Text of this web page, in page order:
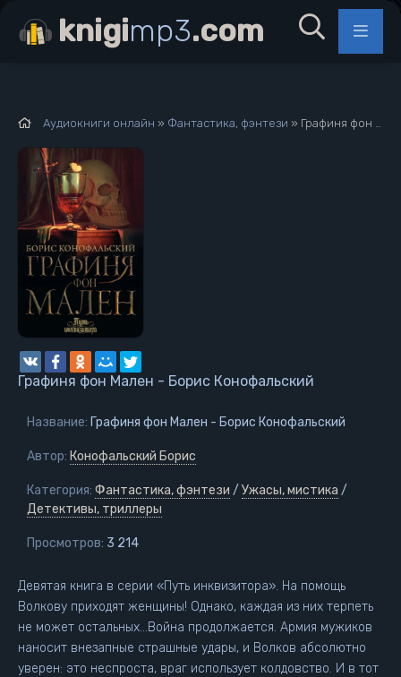
Аудиокниги онлайн » Фантастика, фэнтези » Графиня фон Мален - Борис Конофальский
Графиня фон Мален - Борис Конофальский
Название: Графиня фон Мален - Борис Конофальский
Автор: Конофальский Борис
Категория: Фантастика, фэнтези / Ужасы, мистика /
Детективы, триллеры
Просмотров: 3 214
Девятая книга в серии «Путь инквизитора». На помощь
Волкову приходят женщины! Однако, каждая из них терпеть
не может остальных…Война продолжается. Армия мужиков
наносит внезапные страшные удары, и Волков абсолютно
уверен: это неспроста, враг использует колдовство. И в тот
knigimp3.com